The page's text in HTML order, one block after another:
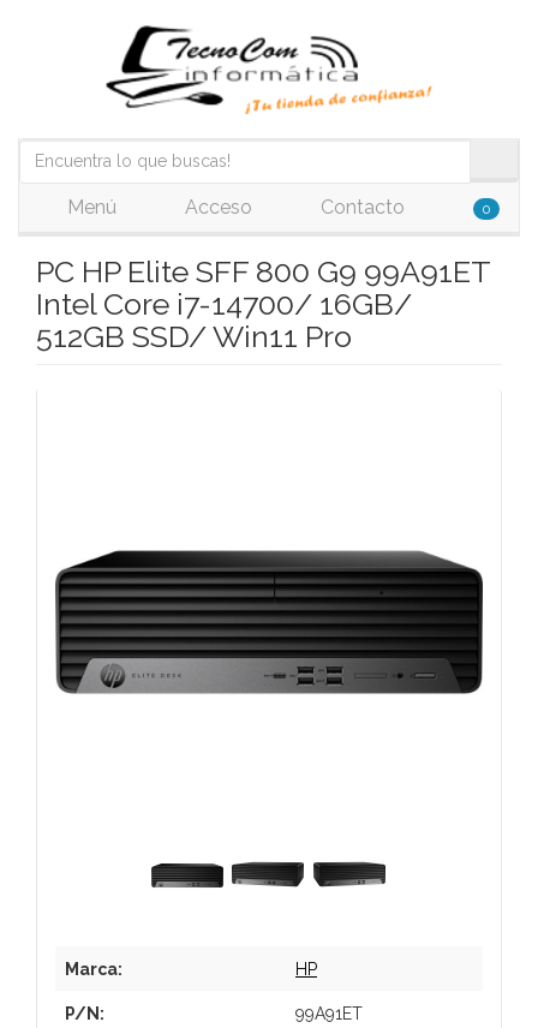
Menú Acceso Contacto 0
PC HP Elite SFF 800 G9 99A91ET
Intel Core i7-14700/ 16GB/
512GB SSD/ Win11 Pro
Marca: HP
P/N: 99A91ET